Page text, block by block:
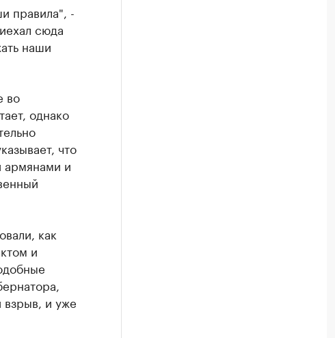
правила", -
сюда
наши
во
однако
что
армянами и
как
и
взрыв, и уже